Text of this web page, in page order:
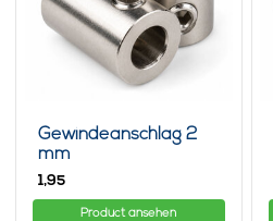
Gewindeanschlag 2
mm
1,95
Product ansehen